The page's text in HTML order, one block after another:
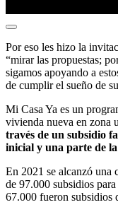
Por eso les hizo la
“mirar las propuestas;
sigamos apoyando a
de cumplir el sueño de
Mi Casa Ya es un
vivienda nueva en zona
través de un subsidio
inicial y una parte de
En 2021 se alcanzó una
de 97.000 subsidios
67.000 fueron subsidios